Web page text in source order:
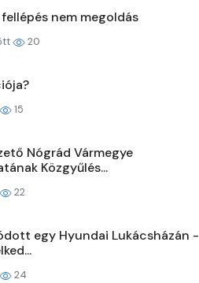
nem megoldás
20
15
Nógrád Vármegye
Közgyűlés...
22
egy Hyundai Lukácsházán -
24